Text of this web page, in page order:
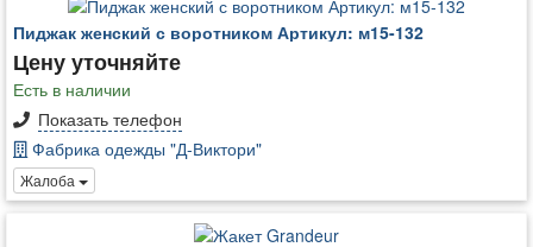
Пиджак женский с воротником Артикул: м15-132
Цену уточняйте
Есть в наличии
Показать телефон
Фабрика одежды "Д-Виктори"
Жалоба